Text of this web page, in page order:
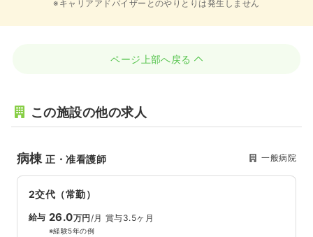
※キャリアアドバイザーとのやりとりは発生しません
ページ上部へ戻る
この施設の他の求人
病棟正・准看護師 一般病院
2交代（常勤）
給与 26.0万円 /月 賞与3.5ヶ月
※経験5年の例